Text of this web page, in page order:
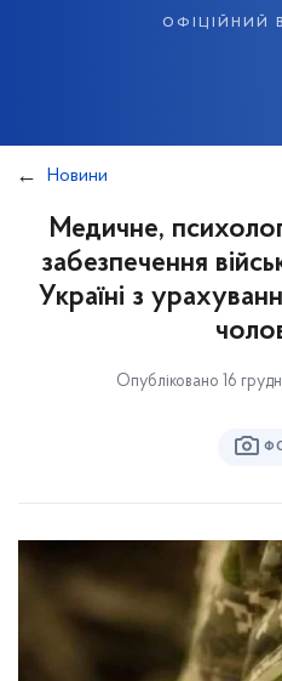
офіційний
Новини
Медичне,
забезпечення
Україні з
Опубліковано 16